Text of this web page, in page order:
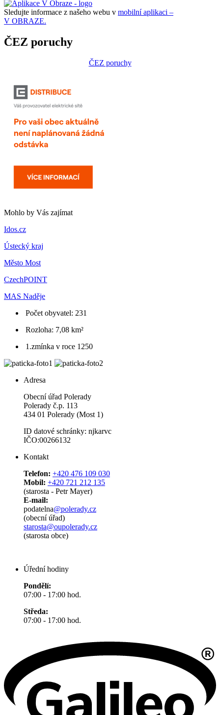
Sledujte informace z našeho webu v mobilní aplikaci –
V OBRAZE.
ČEZ poruchy
ČEZ poruchy
Mohlo by Vás zajímat
Idos.cz
Ústecký kraj
Město Most
CzechPOINT
MAS Naděje
Počet obyvatel: 231
Rozloha: 7,08 km²
1.zmínka v roce 1250
Adresa
Obecní úřad Polerady
Polerady č.p. 113
434 01 Polerady (Most 1)
ID datové schránky: njkarvc
IČO:00266132
Kontakt
Telefon: +420 476 109 030
Mobil: +420 721 212 135
(starosta - Petr Mayer)
E-mail:
podatelna@polerady.cz
(obecní úřad)
starosta@oupolerady.cz
(starosta obce)
Úřední hodiny
Pondělí:
07:00 - 17:00 hod.
Středa:
07:00 - 17:00 hod.